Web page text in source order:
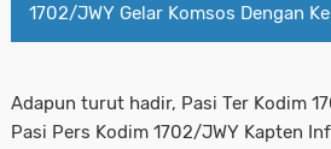
1702/JWY Gelar Komsos Dengan
Adapun turut hadir, Pasi Ter Kodim
Pasi Pers Kodim 1702/JWY Kapten